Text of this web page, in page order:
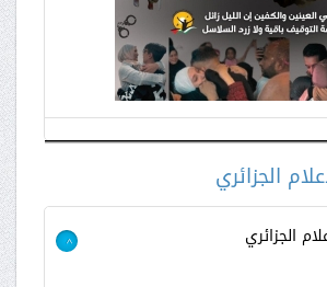
الجزائري
الجزائري >